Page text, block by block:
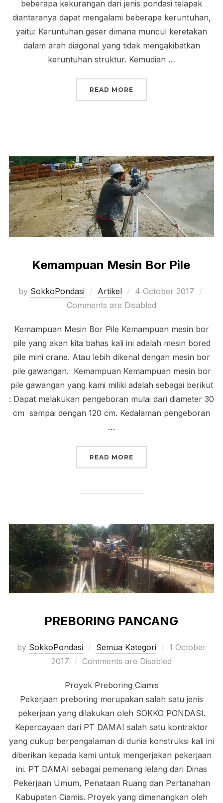
beberapa kekurangan dari jenis pondasi telapak
diantaranya dapat mengalami beberapa keruntuhan,
yaitu: Keruntuhan geser dimana muncul keretakan
dalam arah diagonal yang tidak mengakibatkan
keruntuhan struktur. Kemudian …
READ MORE
Kemampuan Mesin Bor Pile
by SokkoPondasi Artikel
Posted
on
4 October 2017
Comments are Disabled
Kemampuan Mesin Bor Pile Kemampuan mesin bor
pile yang akan kita bahas kali ini adalah mesin bored
pile mini crane. Atau lebih dikenal dengan mesin bor
pile gawangan. Kemampuan Kemampuan mesin bor
pile gawangan yang kami miliki adalah sebagai berikut
: Dapat melakukan pengeboran mulai dari diameter 30
cm sampai dengan 120 cm. Kedalaman pengeboran
…
READ MORE
PREBORING PANCANG
by SokkoPondasi Semua Kategori
Posted
on
1 October
2017
Comments are Disabled
Proyek Preboring Ciamis
Pekerjaan preboring merupakan salah satu jenis
pekerjaan yang dilakukan oleh SOKKO PONDASI.
Kepercayaan dari PT DAMAI salah satu kontraktor
yang cukup berpengalaman di dunia konstruksi kali ini
diberikan kepada kami untuk mengerjakan pekerjaan
ini. PT DAMAI sebagai pemenang lelang dari Dinas
Pekerjaan Umum, Penataan Ruang dan Pertanahan
Kabupaten Ciamis. Proyek yang dimenangkan oleh